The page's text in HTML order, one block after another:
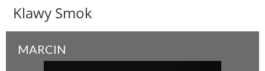
Klawy Smok
MARCIN